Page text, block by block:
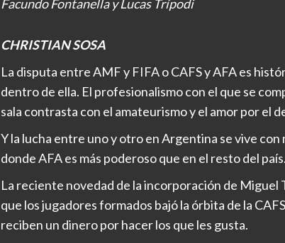
Facundo Fontanella y Lucas Trípodi
CHRISTIAN SOSA
La disputa entre AMF y FIFA o CAFS y AFA es
dentro de ella. El profesionalismo con el que se
sala contrasta con el amateurismo y el amor por el
Y la lucha entre uno y otro en Argentina se vive
donde AFA es más poderoso que en el resto del país.
La reciente novedad de la incorporación de Miguel
que los jugadores formados bajó la órbita de la
reciben un dinero por hacer los que les gusta.